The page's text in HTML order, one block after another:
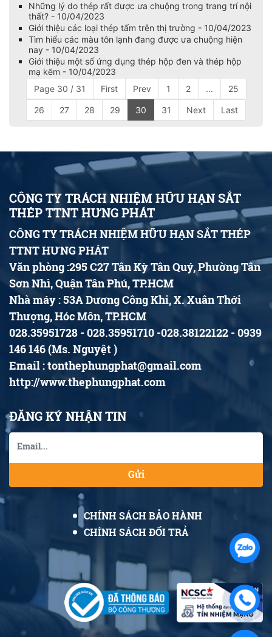
Những lý do thép rất được ưa chuộng trong trang trí nội
thất? - 10/04/2023
Giới thiệu các loại thép tấm trên thị trường - 10/04/2023
Tìm hiểu các màu tôn lạnh đang được ưa chuộng hiện
nay - 10/04/2023
Giới thiệu một số ứng dụng thép hộp đen và thép hộp
mạ kẽm - 10/04/2023
Page 30 / 31
First Prev 1 2 ... 25
26 27 28 29 30 31 Next Last
CÔNG TY TRÁCH NHIỆM HỮU HẠN SẮT
THÉP TTNT HƯNG PHÁT
CÔNG TY TRÁCH NHIỆM HỮU HẠN SẮT THÉP
TTNT HƯNG PHÁT
Văn phòng :295 C27 Tân Kỳ Tân Quý, Phường Tân
Sơn Nhì, Quận Tân Phú, TP.HCM
Nhà máy : 53A Dương Công Khi, X. Xuân Thới
Thượng, Hóc Môn, TP.HCM
028.35951728 - 028.35951710 -028.38122122 - 0939
146 146 (Ms. Nguyệt )
Email : tonthephungphat@gmail.com
http://www.thephungphat.com
ĐĂNG KÝ NHẬN TIN
Gửi
CHÍNH SÁCH BẢO HÀNH
CHÍNH SÁCH ĐỔI TRẢ